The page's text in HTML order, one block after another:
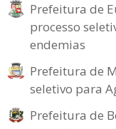
Prefeitura de
processo
endemias
Prefeitura de
seletivo para
Prefeitura de